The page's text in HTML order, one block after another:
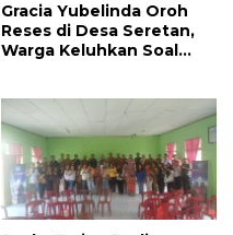
Gracia Yubelinda Oroh
Reses di Desa Seretan,
Warga Keluhkan Soal